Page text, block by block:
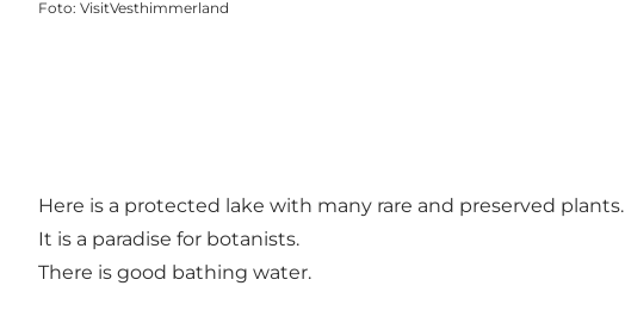
Foto: VisitVesthimmerland
Here is a protected lake with many rare and preserved plants.
It is a paradise for botanists.
There is good bathing water.